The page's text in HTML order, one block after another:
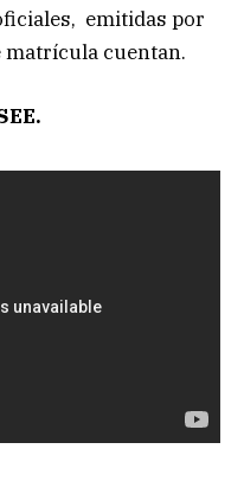
emitidas por
matrícula cuentan.